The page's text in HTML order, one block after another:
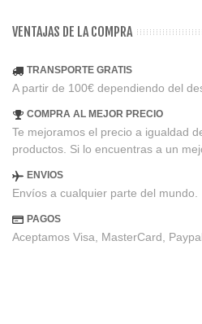
VENTAJAS DE LA COMPRA
TRANSPORTE GRATIS
A partir de 100€ dependiendo del
COMPRA AL MEJOR PRECIO
Te mejoramos el precio a igualdad
productos. Si lo encuentras a un
ENVIOS
Envíos a cualquier parte del mundo.
PAGOS
Aceptamos Visa, MasterCard,